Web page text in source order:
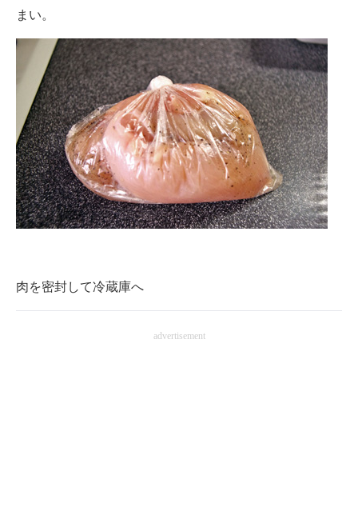
まい。
肉を密封して冷蔵庫へ
advertisement